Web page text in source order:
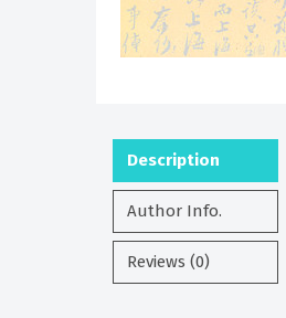
Description
Author Info.
Reviews (0)